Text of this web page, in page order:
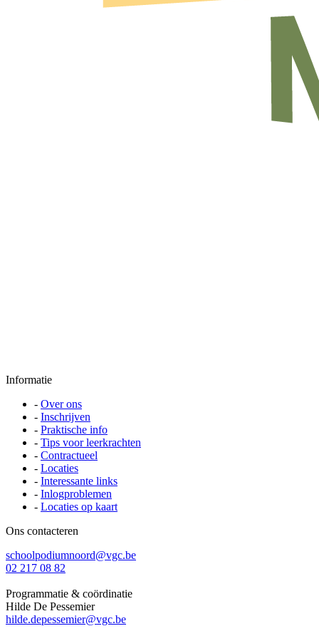
Informatie
- Over ons
- Inschrijven
- Praktische info
- Tips voor leerkrachten
- Contractueel
- Locaties
- Interessante links
- Inlogproblemen
- Locaties op kaart
Ons contacteren
schoolpodiumnoord@vgc.be
02 217 08 82
Programmatie & coördinatie
Hilde De Pessemier
hilde.depessemier@vgc.be